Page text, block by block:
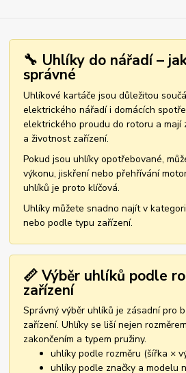
🔧 Uhlíky do nářadí –
správné
Uhlíkové kartáče jsou důležitou
elektrického nářadí i domácích
elektrického proudu do rotoru a mají
a životnost zařízení.
Pokud jsou uhlíky opotřebované,
výkonu, jiskření nebo přehřívání
uhlíků je proto klíčová.
Uhlíky můžete snadno najít v
nebo podle typu zařízení.
📏 Výběr uhlíků podle
zařízení
Správný výběr uhlíků je zásadní pro
zařízení. Uhlíky se liší nejen
zakončením a typem pružiny.
uhlíky podle rozměru (šířka ×
uhlíky podle značky a modelu